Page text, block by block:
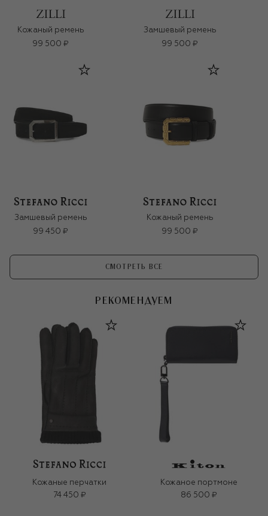
Кожаный ремень
99 500 ₽
Замшевый ремень
99 500 ₽
Замшевый ремень
99 450 ₽
Кожаный ремень
99 500 ₽
СМОТРЕТЬ ВСЕ
РЕКОМЕНДУЕМ
Кожаные перчатки
74 450 ₽
Кожаное портмоне
86 500 ₽